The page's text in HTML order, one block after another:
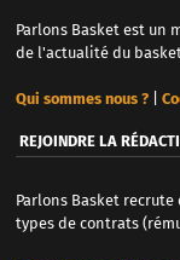
Parlons Basket est un
de l'actualité du
Qui sommes nous ?|
REJOINDRE LA
Parlons Basket recrute
types de contrats